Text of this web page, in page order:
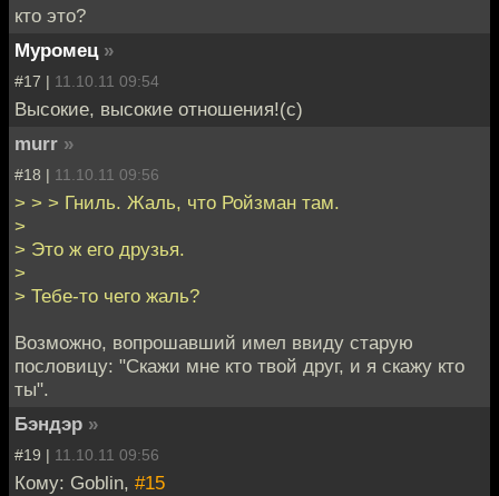
кто это?
Муромец »
#17 | 11.10.11 09:54
Высокие, высокие отношения!(с)
murr »
#18 | 11.10.11 09:56
> > > Гниль. Жаль, что Ройзман там.
>
> Это ж его друзья.
>
> Тебе-то чего жаль?
Возможно, вопрошавший имел ввиду старую
пословицу: "Скажи мне кто твой друг, и я скажу кто
ты".
Бэндэр »
#19 | 11.10.11 09:56
Кому: Goblin, #15